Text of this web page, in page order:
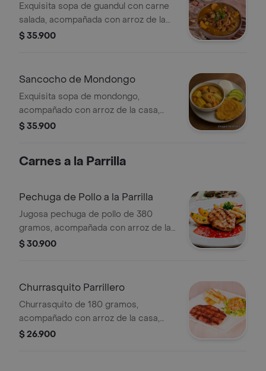
Exquisita sopa de guandul con carne
salada, acompañada con arroz de la
casa y aguacate.
$ 35.900
Sancocho de Mondongo
Exquisita sopa de mondongo,
acompañado con arroz de la casa,
aguacate y patacón.
$ 35.900
Carnes a la Parrilla
Pechuga de Pollo a la Parrilla
Jugosa pechuga de pollo de 380
gramos, acompañada con arroz de la
casa, ensalada y papas a la francesa
$ 30.900
Churrasquito Parrillero
Churrasquito de 180 gramos,
acompañado con arroz de la casa,
patacón y ensalada.
$ 26.900